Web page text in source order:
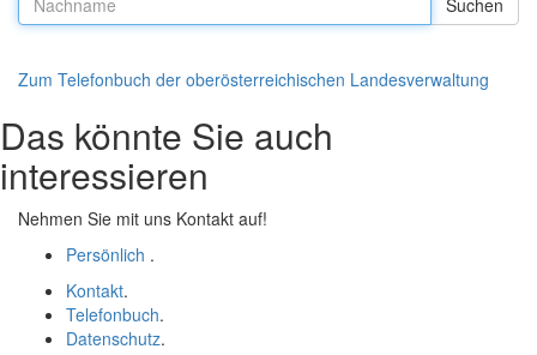
Zum Telefonbuch der oberösterreichischen Landesverwaltung
Das könnte Sie auch
interessieren
Nehmen Sie mit uns Kontakt auf!
Persönlich .
Kontakt.
Telefonbuch.
Datenschutz.